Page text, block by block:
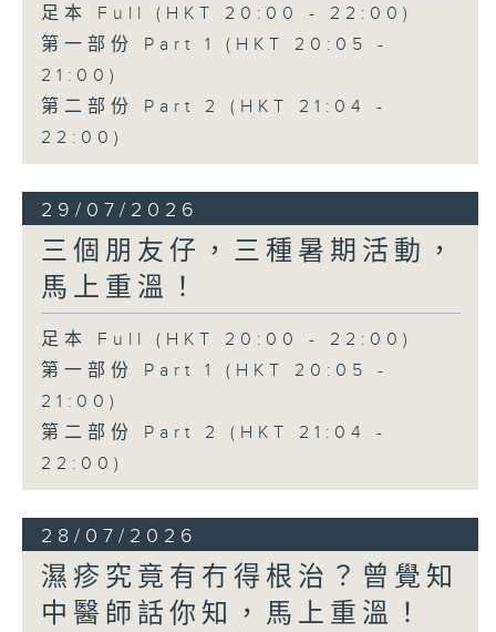
足本 Full (HKT 20:00 - 22:00)
第一部份 Part 1 (HKT 20:05 -
21:00)
第二部份 Part 2 (HKT 21:04 -
22:00)
29/07/2026
三個朋友仔，三種暑期活動，
馬上重溫！
足本 Full (HKT 20:00 - 22:00)
第一部份 Part 1 (HKT 20:05 -
21:00)
第二部份 Part 2 (HKT 21:04 -
22:00)
28/07/2026
濕疹究竟有冇得根治？曾覺知
中醫師話你知，馬上重溫！